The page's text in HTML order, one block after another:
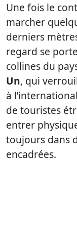
Une fois le
marcher
derniers
regard se
collines du
Un, qui
à
de touristes
entrer
toujours dans
encadrées.